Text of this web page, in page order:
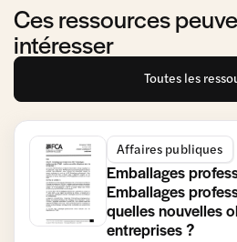
Ces ressources
intéresser
Toutes les
Affaires publiques
Emballages
Emballages
quelles nouvelles
entreprises ?